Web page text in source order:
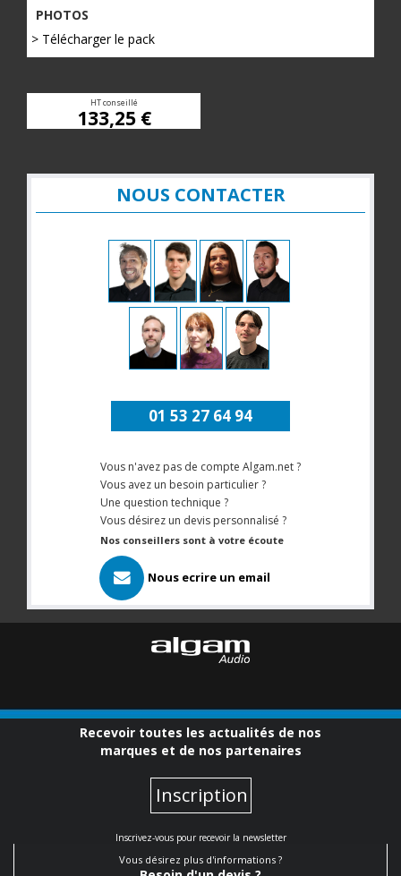
PHOTOS
> Télécharger le pack
HT conseillé
133,25 €
NOUS CONTACTER
01 53 27 64 94
Vous n'avez pas de compte Algam.net ?
Vous avez un besoin particulier ?
Une question technique ?
Vous désirez un devis personnalisé ?
Nos conseillers sont à votre écoute
Nous ecrire un email
Recevoir toutes les actualités de nos
marques et de nos partenaires
Inscription
Inscrivez-vous pour recevoir la newsletter
Vous désirez plus d'informations ?